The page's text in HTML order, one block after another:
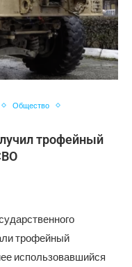
Общество
трофейный
трофейный
использовавшийся